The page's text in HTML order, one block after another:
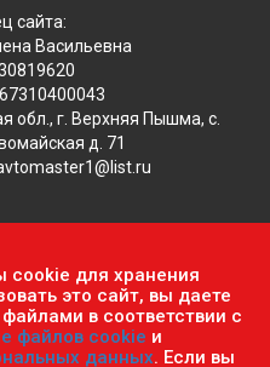
сайта:
Васильевна
обл., г. Верхняя Пышма, с.
д. 71
носит исключительно
каких условиях не
положениями ч.2
Политика
cookie для хранения
это сайт, вы даете
в соответствии с
файлов cookie и
данных. Если вы